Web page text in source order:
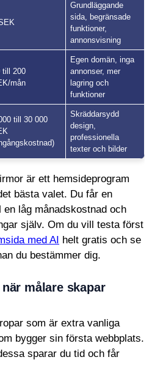
Grundläggande
sida, begränsade
funktioner,
annonsvisning
till 200
mån
Egen domän, inga
annonser, mer
lagring och
funktioner
till 30 000
Skräddarsydd
design,
professionella
texter och bilder
är ett hemsideprogram
bästa valet. Du får en
låg månadskostnad och
själv. Om du vill testa först
med AI helt gratis och se
du bestämmer dig.
målare skapar
som är extra vanliga
bygger sin första webbplats.
sparar du tid och får